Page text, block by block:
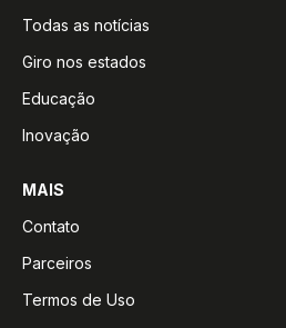
Todas as notícias
Giro nos estados
Educação
Inovação
MAIS
Contato
Parceiros
Termos de Uso